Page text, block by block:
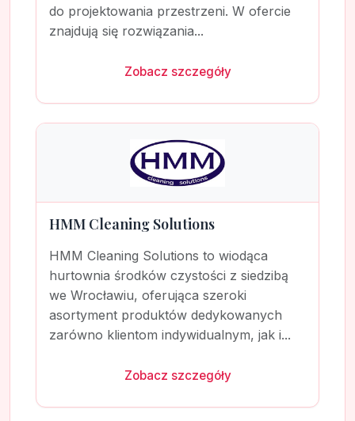
do projektowania przestrzeni. W ofercie
znajdują się rozwiązania...
Zobacz szczegóły
HMM Cleaning Solutions
HMM Cleaning Solutions to wiodąca
hurtownia środków czystości z siedzibą
we Wrocławiu, oferująca szeroki
asortyment produktów dedykowanych
zarówno klientom indywidualnym, jak i...
Zobacz szczegóły